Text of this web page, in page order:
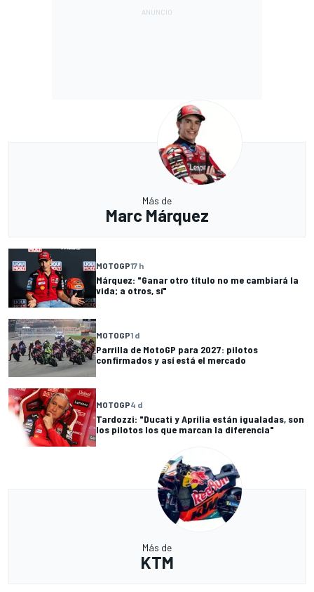
Más de
Marc Márquez
MOTOGP17 h
Márquez: "Ganar otro título no me cambiará la
vida; a otros, sí"
MOTOGP1 d
Parrilla de MotoGP para 2027: pilotos
confirmados y así está el mercado
MOTOGP4 d
Tardozzi: "Ducati y Aprilia están igualadas, son
los pilotos los que marcan la diferencia"
Más de
KTM